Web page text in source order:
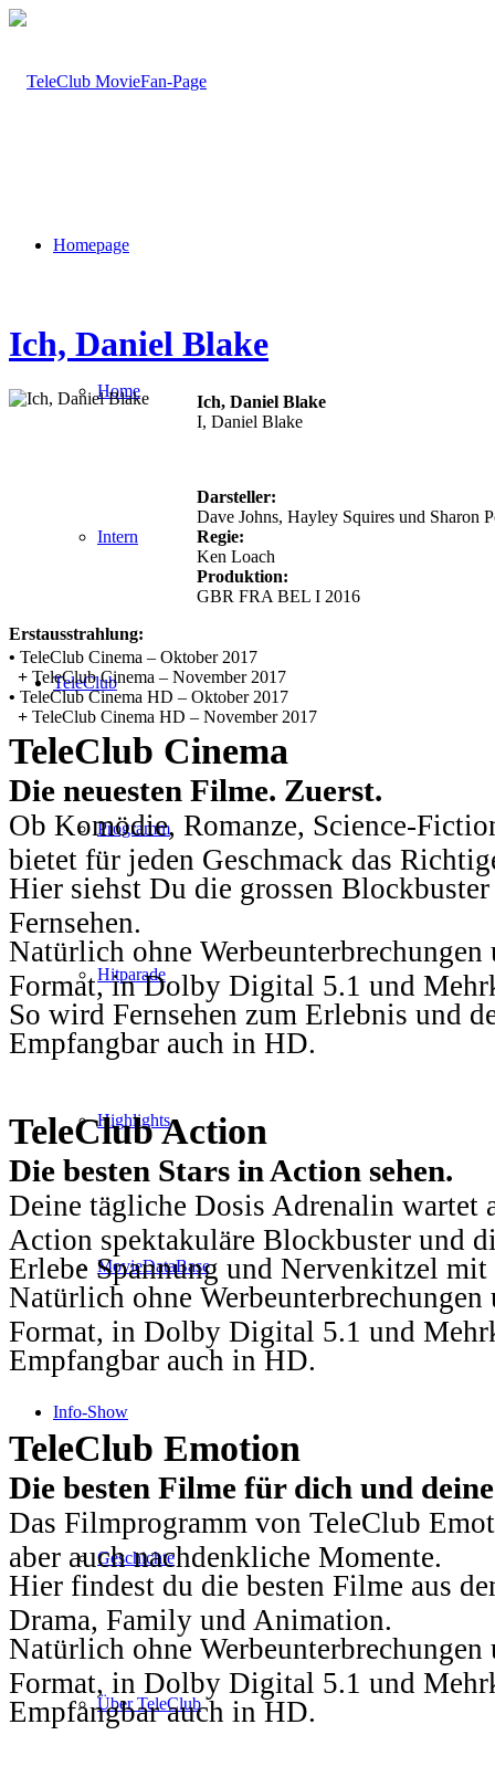
Homepage
Home
Intern
TeleClub
Programm
Hitparade
Highlights
MovieDataBase
Info-Show
Geschichte
Über TeleClub
Ich, Daniel Blake
Ich, Daniel Blake
I, Daniel Blake
Darsteller:
Dave Johns, Hayley Squires und Sharon
Regie:
Ken Loach
Produktion:
GBR FRA BEL I 2016
Erstausstrahlung:
• TeleClub Cinema – Oktober 2017
+ TeleClub Cinema – November 2017
• TeleClub Cinema HD – Oktober 2017
+ TeleClub Cinema HD – November 2017
TeleClub Cinema
Die neuesten Filme. Zuerst.
Ob Komödie, Romanze, Science-
bietet für jeden Geschmack das
Hier siehst Du die grossen
Fernsehen.
Natürlich ohne
Format, in Dolby Digital 5.1 und
So wird Fernsehen zum Erlebnis und
Empfangbar auch in HD.
TeleClub Action
Die besten Stars in Action sehen.
Deine tägliche Dosis Adrenalin wartet
Action spektakuläre Blockbuster und
Erlebe Spannung und Nervenkitzel
Natürlich ohne
Format, in Dolby Digital 5.1 und
Empfangbar auch in HD.
TeleClub Emotion
Die besten Filme für dich und
Das Filmprogramm von TeleClub
aber auch nachdenkliche Momente.
Hier findest du die besten Filme aus
Drama, Family und Animation.
Natürlich ohne
Format, in Dolby Digital 5.1 und
Empfangbar auch in HD.